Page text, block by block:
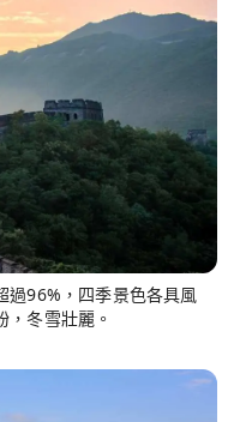
過96%，四季景色各具風
冬雪壯麗。